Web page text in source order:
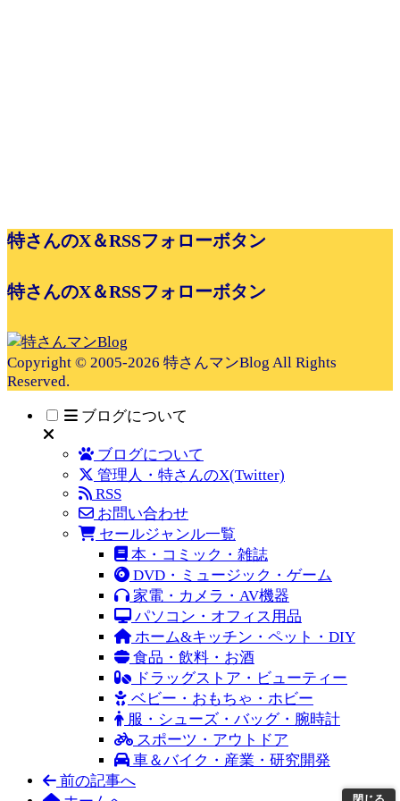
特さんのX＆RSSフォローボタン
特さんのX＆RSSフォローボタン
Copyright © 2005-2026 特さんマンBlog All Rights
Reserved.
ブログについて
ブログについて
管理人・特さんのX(Twitter)
RSS
お問い合わせ
セールジャンル一覧
本・コミック・雑誌
DVD・ミュージック・ゲーム
家電・カメラ・AV機器
パソコン・オフィス用品
ホーム&キッチン・ペット・DIY
食品・飲料・お酒
ドラッグストア・ビューティー
ベビー・おもちゃ・ホビー
服・シューズ・バッグ・腕時計
スポーツ・アウトドア
車＆バイク・産業・研究開発
前の記事へ